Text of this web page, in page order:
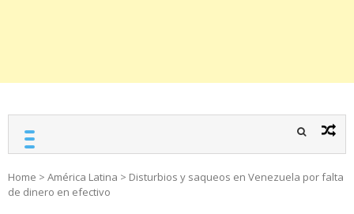
Home > América Latina > Disturbios y saqueos en Venezuela por falta
de dinero en efectivo